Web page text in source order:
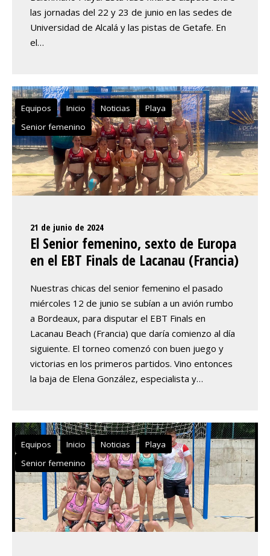
las jornadas del 22 y 23 de junio en las sedes de
Universidad de Alcalá y las pistas de Getafe. En
el…
Equipos Inicio Noticias
Playa
Senior femenino
21 de junio de 2024
El Senior femenino, sexto de Europa
en el EBT Finals de Lacanau (Francia)
Nuestras chicas del senior femenino el pasado
miércoles 12 de junio se subían a un avión rumbo
a Bordeaux, para disputar el EBT Finals en
Lacanau Beach (Francia) que daría comienzo al día
siguiente. El torneo comenzó con buen juego y
victorias en los primeros partidos. Vino entonces
la baja de Elena González, especialista y…
Equipos Inicio Noticias
Playa
Senior femenino